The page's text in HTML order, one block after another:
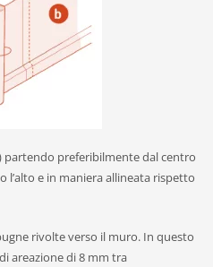
partendo preferibilmente dal centro
l’alto e in maniera allineata rispetto
rivolte verso il muro. In questo
areazione di 8 mm tra